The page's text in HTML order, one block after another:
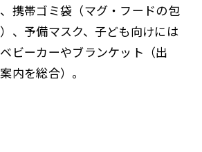
携帯ゴミ袋（マグ・フードの包
、予備マスク、子ども向けには
ビーカーやブランケット（出
内を総合）。